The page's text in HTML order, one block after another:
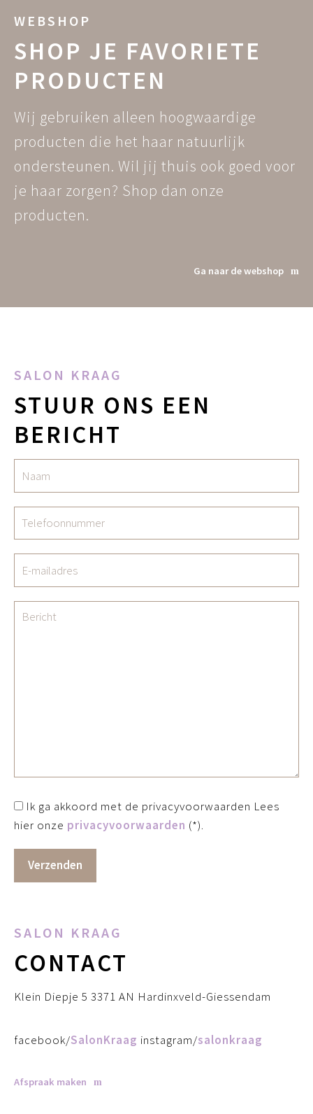
WEBSHOP
SHOP JE FAVORIETE
PRODUCTEN
Wij gebruiken alleen hoogwaardige
producten die het haar natuurlijk
ondersteunen. Wil jij thuis ook goed voor
je haar zorgen? Shop dan onze
producten.
Ga naar de webshop
SALON KRAAG
STUUR ONS EEN
BERICHT
Ik ga akkoord met de privacyvoorwaarden Lees
hier onze privacyvoorwaarden (*).
SALON KRAAG
CONTACT
Klein Diepje 5 3371 AN Hardinxveld-Giessendam
facebook/SalonKraag instagram/salonkraag
Afspraak maken